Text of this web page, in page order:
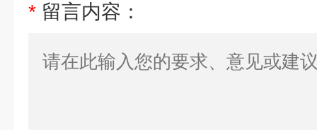
* 留言内容：